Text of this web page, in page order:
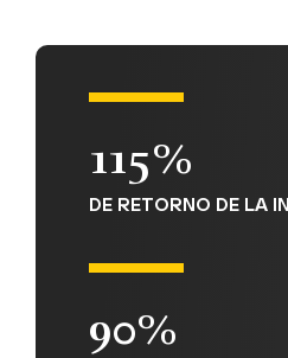
115%
DE RETORNO DE LA
90%